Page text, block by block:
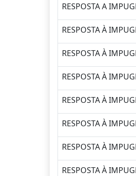
RESPOSTA A
RESPOSTA À
RESPOSTA À
RESPOSTA À
RESPOSTA À
RESPOSTA À
RESPOSTA À
RESPOSTA À